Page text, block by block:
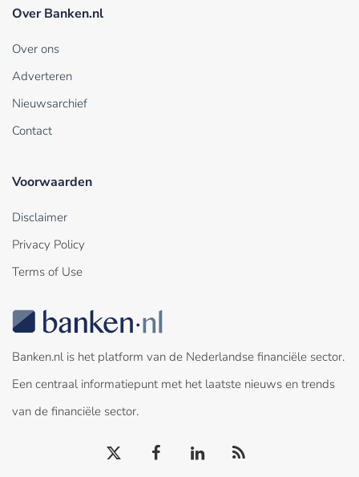
Over Banken.nl
Over ons
Adverteren
Nieuwsarchief
Contact
Voorwaarden
Disclaimer
Privacy Policy
Terms of Use
Banken.nl is het platform van de Nederlandse financiële sector.
Een centraal informatiepunt met het laatste nieuws en trends
van de financiële sector.